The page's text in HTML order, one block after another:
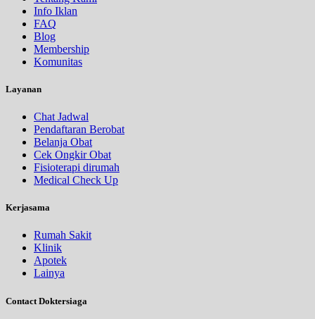
Info Iklan
FAQ
Blog
Membership
Komunitas
Layanan
Chat Jadwal
Pendaftaran Berobat
Belanja Obat
Cek Ongkir Obat
Fisioterapi dirumah
Medical Check Up
Kerjasama
Rumah Sakit
Klinik
Apotek
Lainya
Contact Doktersiaga